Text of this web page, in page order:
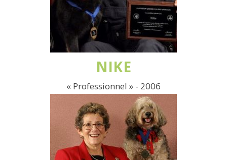
NIKE
« Professionnel » - 2006